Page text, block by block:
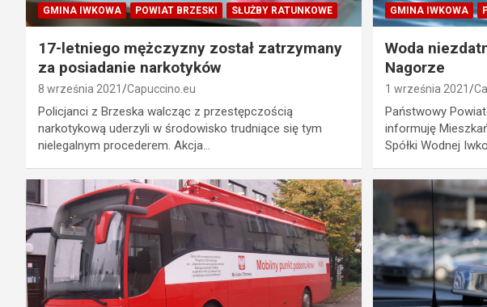
GMINA IWKOWA POWIAT BRZESKI SŁUŻBY RATUNKOWE
17-letniego mężczyzny został zatrzymany
za posiadanie narkotyków
8 września 2021 Capuccino.eu
Policjanci z Brzeska walcząc z przestępczością
narkotykową uderzyli w środowisko trudniące się tym
nielegalnym procederem. Akcja…
GMINA IWKOWA
Woda
Nagorze
1 września 2021
Państwowy
informuję
Spółki Wodnej